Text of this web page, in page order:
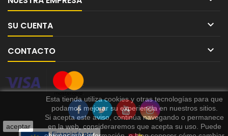
SU CUENTA 
CONTACTO 
aceptar
Esta tienda utiliza cookies y otras tecnologías para que
podamos mejorar su experiencia en nuestros sitios.
Si acepta este aviso, continúa navegando o permanece
en la web, consideraremos que acepta su uso. Puede